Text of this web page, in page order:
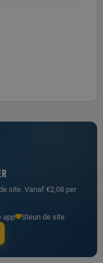
site. Vanaf €2,08 per
app Steun de site